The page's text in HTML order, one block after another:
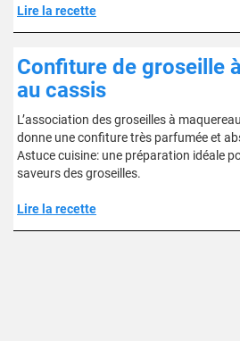
Lire la recette
Confiture de groseille
au cassis
L’association des groseilles à
donne une confiture très parfumée et
Astuce cuisine: une préparation idéale
saveurs des groseilles.
Lire la recette